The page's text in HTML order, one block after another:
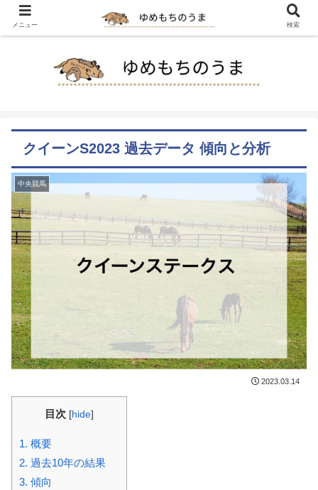
クイーンS2023 過去データ 傾向と分析
中央競馬
2023.03.14
目次 [hide]
1. 概要
2. 過去10年の結果
3. 傾向
メニュー 検索